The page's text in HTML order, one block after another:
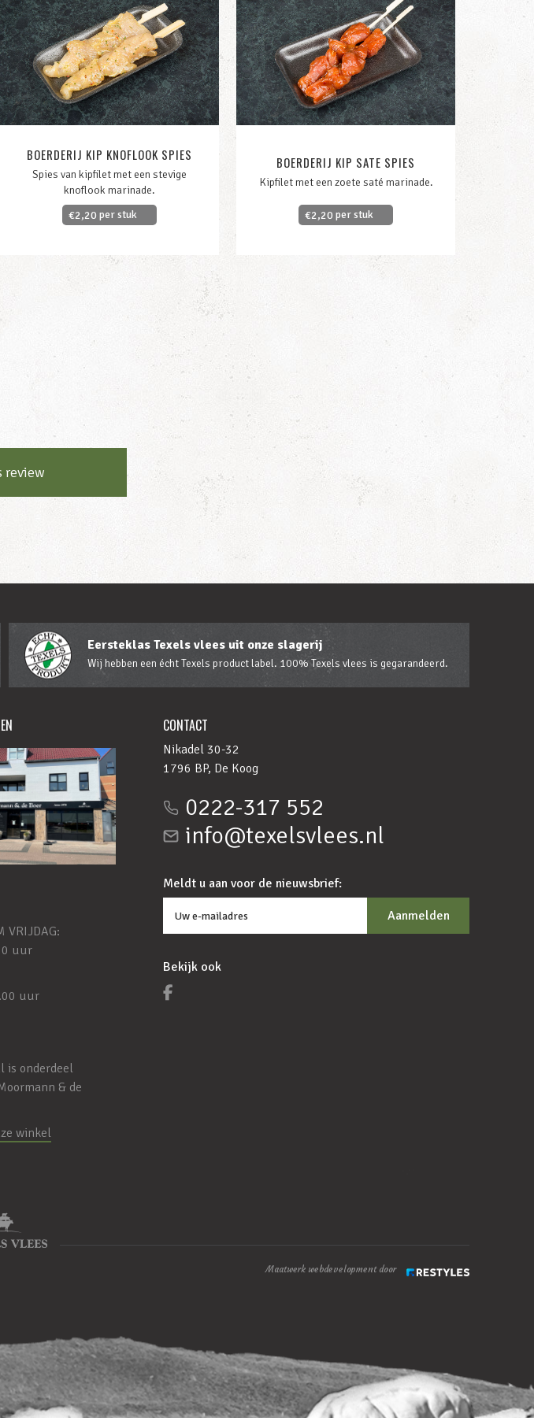
BOERDERIJ KIP KNOFLOOK SPIES
Spies van kipfilet met een stevige
knoflook marinade.
€2,20 per stuk
BOERDERIJ KIP SATE SPIES
Kipfilet met een zoete saté marinade.
€2,20 per stuk
review
Eersteklas Texels vlees uit onze slagerij
Wij hebben een écht Texels product label. 100% Texels vlees is gegarandeerd.
VRIJDAG:
uur
uur
is onderdeel
& de
winkel
CONTACT
Nikadel 30-32
1796 BP, De Koog
0222-317 552
info@texelsvlees.nl
Meldt u aan voor de nieuwsbrief:
Bekijk ook
Maatwerk webdevelopment door